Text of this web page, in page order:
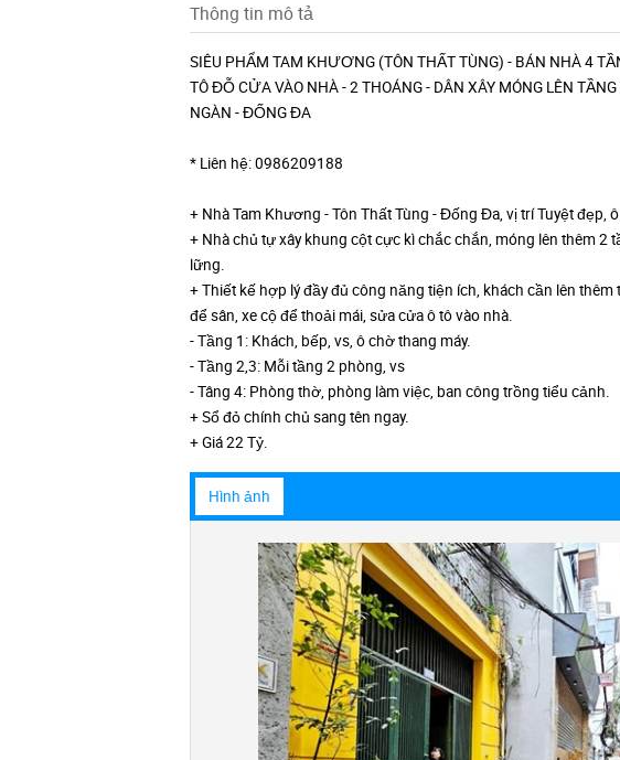
Thông tin mô tả
SIÊU PHẨM TAM KHƯƠNG (TÔN THẤT TÙNG) - BÁN NHÀ 4
TÔ ĐỖ CỬA VÀO NHÀ - 2 THOÁNG - DÂN XÂY MÓNG LÊN
NGÀN - ĐỐNG ĐA
* Liên hệ: 0986209188
+ Nhà Tam Khương - Tôn Thất Tùng - Đống Đa, vị trí Tuyệt đẹp,
+ Nhà chủ tự xây khung cột cực kì chắc chắn, móng lên thêm 2
lững.
+ Thiết kế hợp lý đầy đủ công năng tiện ích, khách cần lên
để sân, xe cộ để thoải mái, sửa cửa ô tô vào nhà.
- Tầng 1: Khách, bếp, vs, ô chờ thang máy.
- Tầng 2,3: Mỗi tầng 2 phòng, vs
- Tâng 4: Phòng thờ, phòng làm việc, ban công trồng tiểu cảnh.
+ Sổ đỏ chính chủ sang tên ngay.
+ Giá 22 Tỷ.
Hình ảnh